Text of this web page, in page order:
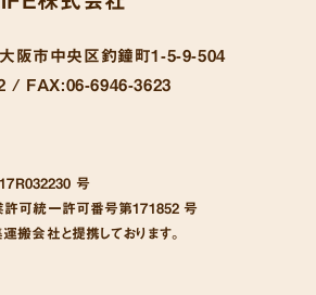
阪市中央区釣鐘町1-5-9-504
/ FAX:06-6946-3623
号
許可統一許可番号第171852 号
搬会社と提携しております。